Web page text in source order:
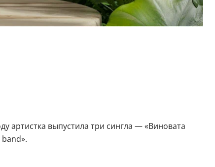
артистка выпустила три сингла — «Виновата